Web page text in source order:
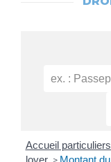
Accueil particuliers